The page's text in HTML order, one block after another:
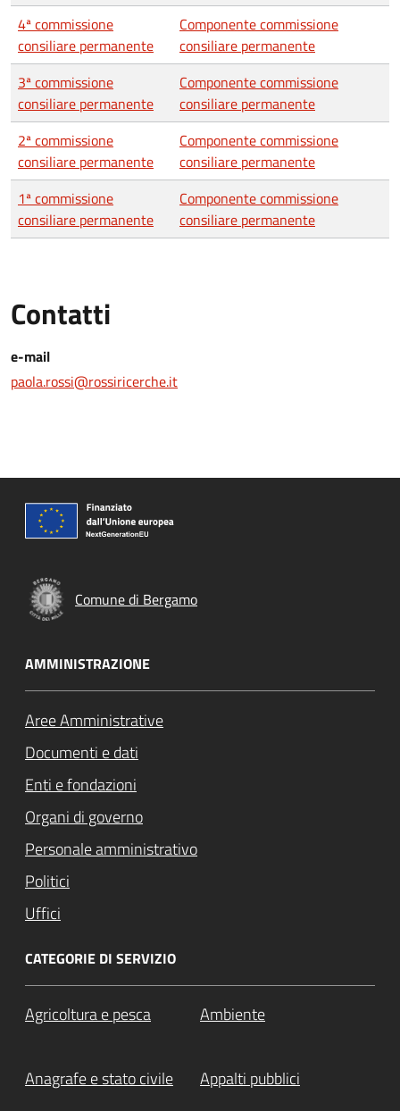
4ª commissione
consiliare permanente
Componente commissione
consiliare permanente
3ª commissione
consiliare permanente
Componente commissione
consiliare permanente
2ª commissione
consiliare permanente
Componente commissione
consiliare permanente
1ª commissione
consiliare permanente
Componente commissione
consiliare permanente
Contatti
e-mail
paola.rossi@rossiricerche.it
Comune di Bergamo
AMMINISTRAZIONE
Aree Amministrative
Documenti e dati
Enti e fondazioni
Organi di governo
Personale amministrativo
Politici
Uffici
CATEGORIE DI SERVIZIO
Agricoltura e pesca Ambiente
Anagrafe e stato civile Appalti pubblici